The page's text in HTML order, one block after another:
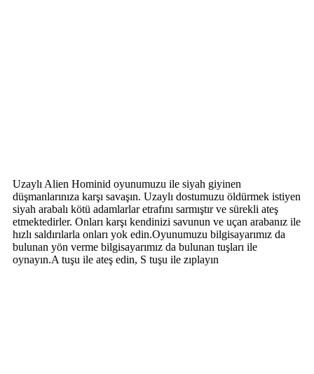
Uzaylı Alien Hominid oyunumuzu ile siyah giyinen
düşmanlarınıza karşı savaşın. Uzaylı dostumuzu öldürmek istiyen
siyah arabalı kötü adamlarlar etrafını sarmıştır ve sürekli ateş
etmektedirler. Onları karşı kendinizi savunun ve uçan arabanız ile
hızlı saldırılarla onları yok edin.Oyunumuzu bilgisayarımız da
bulunan yön verme bilgisayarımız da bulunan tuşları ile
oynayın.A tuşu ile ateş edin, S tuşu ile zıplayın